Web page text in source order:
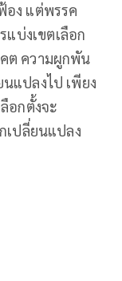
อง แต่พรรค
บ่งเขตเลือก
ต ความผูกพัน
แปลงไป เพียง
อกตั้งจะ
เปลี่ยนแปลง